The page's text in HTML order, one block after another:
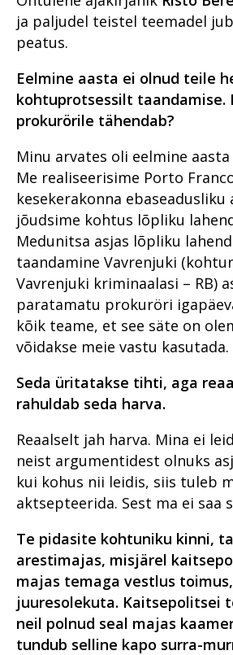
Lääne
Lõuna
Raske
Suure
Viru
aastal
Põhja
aastal
Raske
Suure
Viru
aastal
ja paljudel teistel teemadel
peatus.
Eelmine aasta ei olnud teile
kohtuprotsessilt taandamise.
prokurörile tähendab?
Minu arvates oli eelmine
Me realiseerisime Porto
kesekerakonna ebaseadusliku
jõudsime kohtus lõpliku
Medunitsa asjas lõpliku
taandamine Vavrenjuki
Vavrenjuki kriminaalasi – RB)
paratamatu prokuröri
kõik teame, et see säte on
võidakse meie vastu kasutada.
Seda üritatakse tihti, aga
rahuldab seda harva.
Reaalselt jah harva. Mina ei
neist argumentidest olnuks
kui kohus nii leidis, siis tuleb
aktsepteerida. Sest ma ei saa
Te pidasite kohtuniku kinni,
arestimajas, misjärel
majas temaga vestlus
juuresolekuta. Kaitsepolitsei
neil polnud seal majas
tundub selline kapo surra-